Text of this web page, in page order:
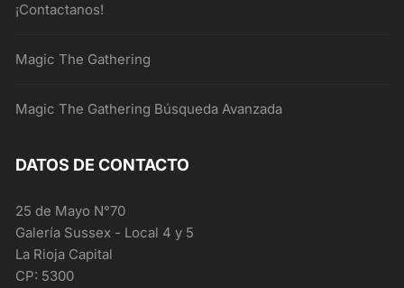
¡Contactanos!
Magic The Gathering
Magic The Gathering Búsqueda Avanzada
DATOS DE CONTACTO
25 de Mayo N°70
Galería Sussex - Local 4 y 5
La Rioja Capital
CP: 5300